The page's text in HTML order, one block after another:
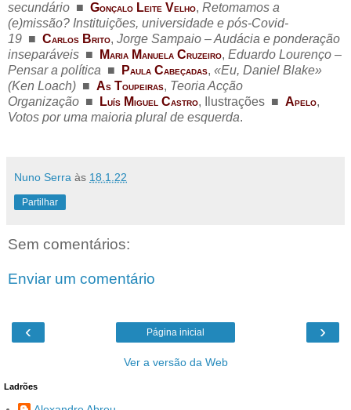
secundário ■ GONÇALO LEITE VELHO, Retomamos a
(e)missão? Instituições, universidade e pós-Covid-
19 ■ CARLOS BRITO, Jorge Sampaio – Audácia e ponderação
inseparáveis ■ MARIA MANUELA CRUZEIRO, Eduardo Lourenço –
Pensar a política ■ PAULA CABEÇADAS, «Eu, Daniel Blake»
(Ken Loach) ■ AS TOUPEIRAS, Teoria Acção
Organização ■ LUÍS MIGUEL CASTRO, Ilustrações ■ APELO,
Votos por uma maioria plural de esquerda.
Nuno Serra às 18.1.22
Partilhar
Sem comentários:
Enviar um comentário
‹ ›
Página inicial
Ver a versão da Web
Ladrões